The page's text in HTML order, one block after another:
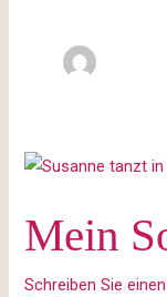
Mein
Schreiben Sie
Mein
2024